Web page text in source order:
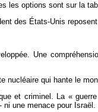
les options sont sur la
des États-Unis
Une
nucléaire qui hante le
et criminel. La «
ni une menace pour Israël.